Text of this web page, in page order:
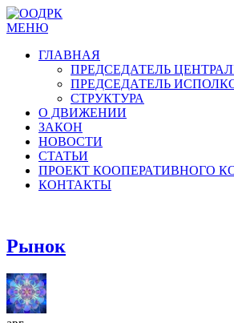
МЕНЮ
ГЛАВНАЯ
ПРЕДСЕДАТЕЛЬ
ПРЕДСЕДАТЕЛЬ
СТРУКТУРА
О ДВИЖЕНИИ
ЗАКОН
НОВОСТИ
СТАТЬИ
ПРОЕКТ КООПЕРАТИВНОГО
КОНТАКТЫ
Рынок